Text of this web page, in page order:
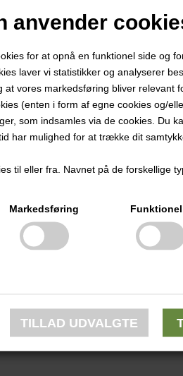
anvender
for at opnå en funktionel side og
laver vi statistikker og analyserer
vores markedsføring bliver relevant
(enten i form af egne cookies og/
som indsamles via de cookies. Du
har mulighed for at trække dit
til eller fra. Navnet på de forskellige
Markedsføring
samme som C-vitamin. Stoffet har
forandringer i hug og knogler,
betydning for produktion af
smule vand før det tilsættes væsken
er hovedsageligt inden for